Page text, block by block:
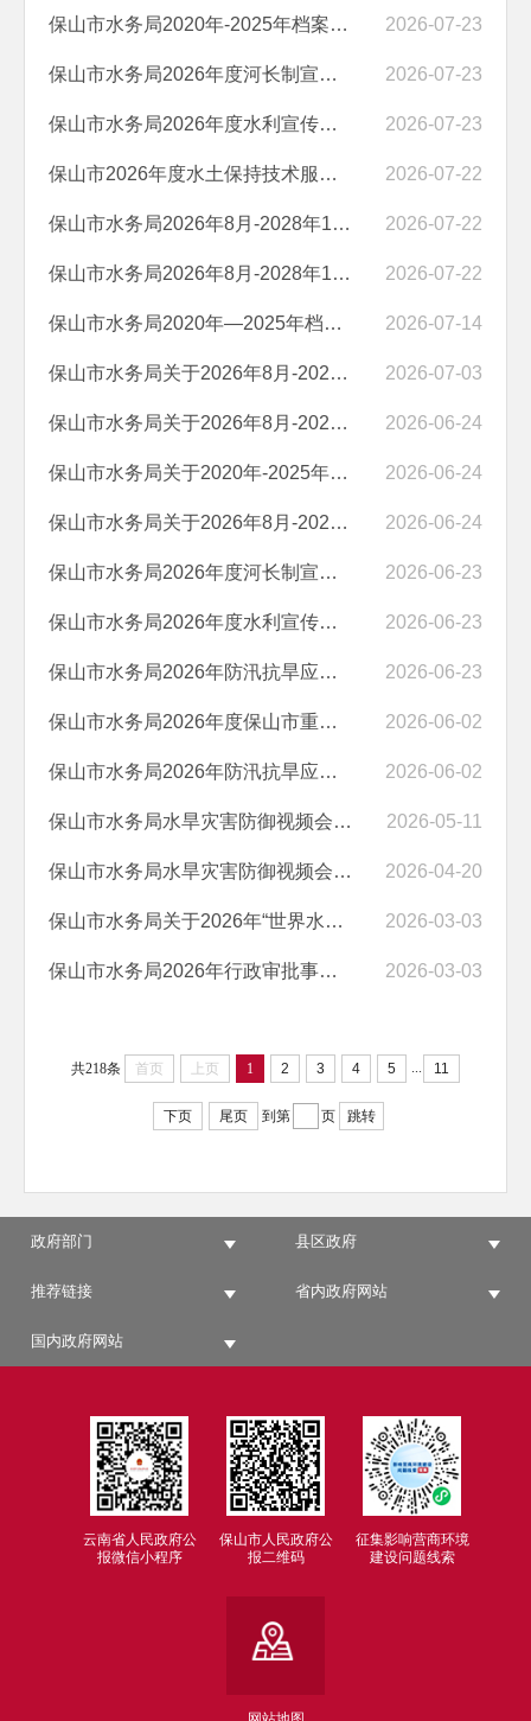
保山市水务局2020年-2025年档案整理及数字化加工服务询价结果公示 2026-07-23
保山市水务局2026年度河长制宣传服务采购成交结果公告 2026-07-23
保山市水务局2026年度水利宣传服务采购成交结果公告 2026-07-23
保山市2026年度水土保持技术服务询价结果公示 2026-07-22
保山市水务局2026年8月-2028年1月网络运维服务询价结果公示 2026-07-22
保山市水务局2026年8月-2028年1月物业管理服务询价结果公示 2026-07-22
保山市水务局2020年—2025年档案整理及数字化加工服务二次询价公告 2026-07-14
保山市水务局关于2026年8月-2028年1月网络运维服务采购询价的公告 2026-07-03
保山市水务局关于2026年8月-2028年1月网络运维服务采购询价的公告 2026-06-24
保山市水务局关于2020年-2025年档案整理及数字化加工服务采购询价的公告 2026-06-24
保山市水务局关于2026年8月-2028年1月物业管理服务采购询价的公告 2026-06-24
保山市水务局2026年度河长制宣传服务采购竞争性磋商公告 2026-06-23
保山市水务局2026年度水利宣传服务采购竞争性磋商公告 2026-06-23
保山市水务局2026年防汛抗旱应急物资采购询价结果公示 2026-06-23
保山市水务局2026年度保山市重要河湖水量水质监测项目询价文件的公告 2026-06-02
保山市水务局2026年防汛抗旱应急物资采购项目询价文件的公告 2026-06-02
保山市水务局水旱灾害防御视频会议系统MCU采购中标结果公示 2026-05-11
保山市水务局水旱灾害防御视频会议系统MCU采购安装项目询价文件的公告 2026-04-20
保山市水务局关于2026年“世界水日”“中国水周”宣传活动服务询价结果... 2026-03-03
保山市水务局2026年行政审批事项技术评审服务机构询价采购中标结果公示 2026-03-03
共218条 首页 上页 1 2 3 4 5 ... 11
下页 尾页 到第 页 跳转
政府部门 县区政府
推荐链接 省内政府网站
国内政府网站
云南省人民政府公
报微信小程序
保山市人民政府公
报二维码
征集影响营商环境
建设问题线索